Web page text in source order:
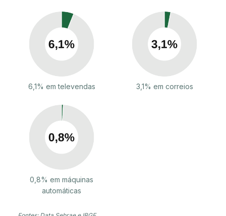
6,1% em televendas 3,1% em correios
0,8% em máquinas
automáticas